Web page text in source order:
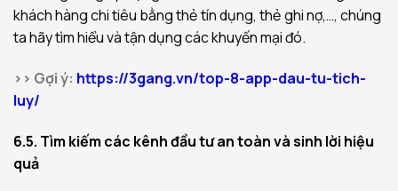
khách hàng chi tiêu bằng thẻ tín dụng, thẻ ghi nợ,…, chúng
ta hãy tìm hiểu và tận dụng các khuyến mại đó.
>> Gợi ý: https://3gang.vn/top-8-app-dau-tu-tich-
luy/
6.5. Tìm kiếm các kênh đầu tư an toàn và sinh lời hiệu
quả